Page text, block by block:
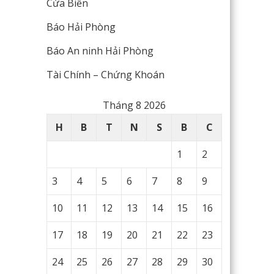
Cửa Biển
Báo Hải Phòng
Báo An ninh Hải Phòng
Tài Chính – Chứng Khoán
Tháng 8 2026
H
B T N S B
C
1
2
3
4 5 6 7 8
9
10
11 12 13 14 15
16
17
18 19 20 21 22
23
24
25 26 27 28 29 30